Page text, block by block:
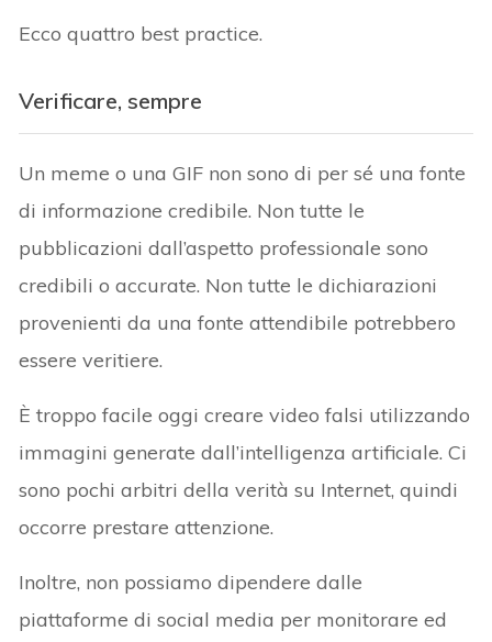
Ecco quattro best practice.
Verificare, sempre
Un meme o una GIF non sono di per sé una fonte
di informazione credibile. Non tutte le
pubblicazioni dall’aspetto professionale sono
credibili o accurate. Non tutte le dichiarazioni
provenienti da una fonte attendibile potrebbero
essere veritiere.
È troppo facile oggi creare video falsi utilizzando
immagini generate dall’intelligenza artificiale. Ci
sono pochi arbitri della verità su Internet, quindi
occorre prestare attenzione.
Inoltre, non possiamo dipendere dalle
piattaforme di social media per monitorare ed